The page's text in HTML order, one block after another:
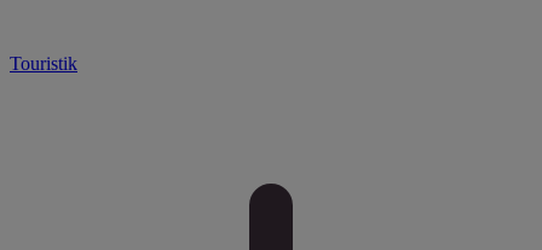
Touristik